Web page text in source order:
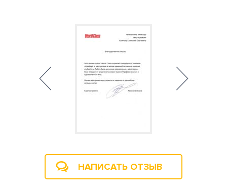
НАПИСАТЬ ОТЗЫВ